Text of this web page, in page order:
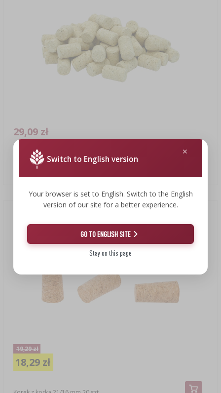
korek naturalny, walcowy d.22x38 50 szt.-aglomerat
29,09 zł
0,58 PLN/szt.
19,29 zł
18,29 zł
Switch to English version
Your browser is set to English. Switch to the English
version of our site for a better experience.
GO TO ENGLISH SITE
Stay on this page